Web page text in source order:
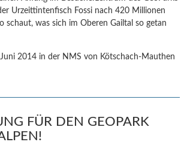
Urzeittintenfisch Fossi nach 420 Millionen
schaut, was sich im Oberen Gailtal so getan
2014 in der NMS von Kötschach-Mauthen
FÜR DEN GEOPARK